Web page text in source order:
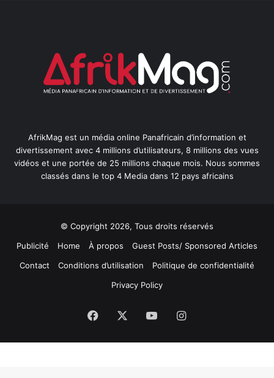
AfrikMag est un média online Panafricain d’information et
divertissement avec 4 millions d’utilisateurs, 8 millions des vues
vidéos et une portée de 25 millions chaque mois. Nous sommes
classés dans le top 4 Media dans 12 pays africains
© Copyright 2026, Tous droits réservés
Publicité
Home À propos
Guest Posts/ Sponsored Articles
Contact
Conditions d’utilisation
Politique de confidentialité
Privacy Policy
Facebook YouTubeInstagram